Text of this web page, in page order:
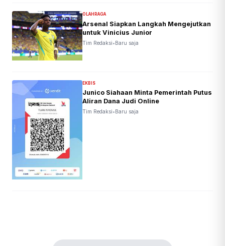
OLAHRAGA
Arsenal Siapkan Langkah Mengejutkan
untuk Vinicius Junior
Tim Redaksi•Baru saja
EKBIS
Junico Siahaan Minta Pemerintah Putus
Aliran Dana Judi Online
Tim Redaksi• Baru saja